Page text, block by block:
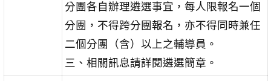
分團各自辦理遴選事宜，每人限報名一個
分團，不得跨分團報名，亦不得同時兼任
二個分團（含）以上之輔導員。
三、相關訊息請詳閱遴選簡章。